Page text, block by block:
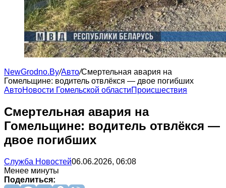
NewGrodno.By/Авто/Смертельная авария на
Гомельщине: водитель отвлёкся — двое погибших
АвтоНовости Гомельской областиПроисшествия
Смертельная авария на
Гомельщине: водитель отвлёкся —
двое погибших
Служба Новостей06.06.2026, 06:08
Менее минуты
Поделиться: